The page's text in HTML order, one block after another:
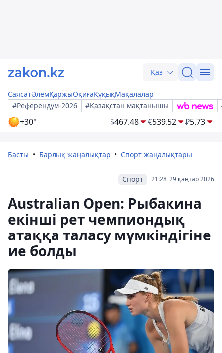
Қаз
СаясатӘлемҚаржыОқиғаҚұқықМақалалар
#Референдум-2026
#Қазақстан мақтанышы
+30° $467.48 €539.52 ₽5.73
Басты Барлық жаңалықтар Спорт жаңалықтары
21:28, 29 қаңтар 2026
Спорт
Australian Open: Рыбакина
екінші рет чемпиондық
атаққа таласу мүмкіндігіне
ие болды